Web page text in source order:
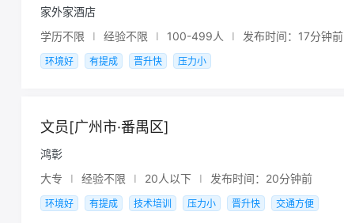
家外家酒店
学历不限
I 经验不限 I 100-499人 I 发布时间：17分钟前
环境好 有提成 晋升快 压力小
文员[广州市·番禺区]
鸿彰
大专
I 经验不限 I 20人以下 I 发布时间：20分钟前
环境好 有提成 技术培训 压力小 晋升快 交通方便